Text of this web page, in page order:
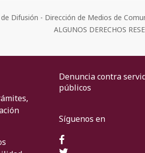
Difusión - Dirección de Medios de
ALGUNOS DERECHOS
Denuncia contra
públicos
Síguenos en